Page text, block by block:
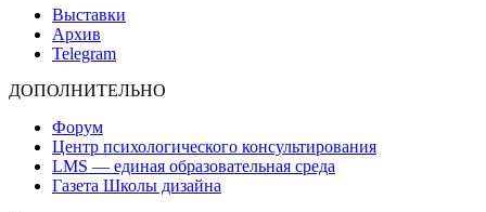
Выставки
Архив
Telegram
ДОПОЛНИТЕЛЬНО
Форум
Центр психологического консультирования
LMS — единая образовательная среда
Газета Школы дизайна